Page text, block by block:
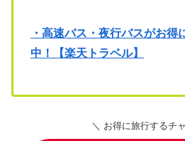
・高速バス・夜行バスがお得
中！【楽天トラベル】
＼ お得に旅行するチ